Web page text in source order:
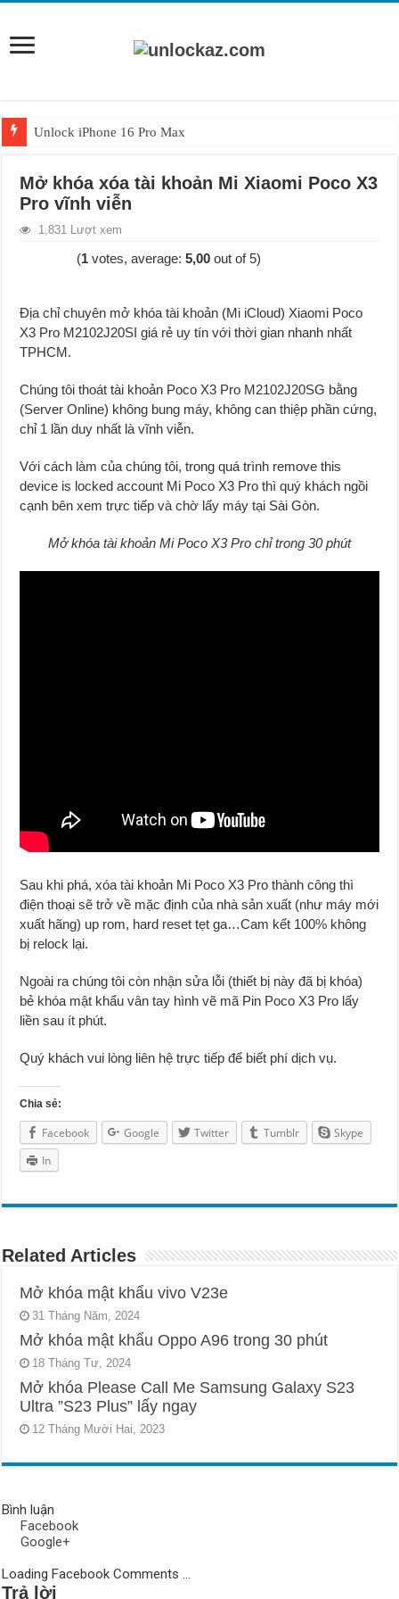
Unlock iPhone 16 Pro Max
Unlock Samsung Galaxy S26 Ultra
Unlock Samsung Galaxy Z Fold 7 giá rẻ
Mở khóa xóa tài khoản Mi Xiaomi Poco X3
Pro vĩnh viễn
1,831 Lượt xem
(1 votes, average:5,00 out of 5)
Địa chỉ chuyên mở khóa tài khoản (Mi iCloud) Xiaomi Poco
X3 Pro M2102J20SI giá rẻ uy tín với thời gian nhanh nhất
TPHCM.
Chúng tôi thoát tài khoản Poco X3 Pro M2102J20SG bằng
(Server Online) không bung máy, không can thiệp phần cứng,
chỉ 1 lần duy nhất là vĩnh viễn.
Với cách làm của chúng tôi, trong quá trình remove this
device is locked account Mi Poco X3 Pro thì quý khách ngồi
cạnh bên xem trực tiếp và chờ lấy máy tại Sài Gòn.
Mở khóa tài khoản Mi Poco X3 Pro chỉ trong 30 phút
Sau khi phá, xóa tài khoản Mi Poco X3 Pro thành công thì
điện thoại sẽ trở về mặc định của nhà sản xuất (như máy mới
xuất hãng) up rom, hard reset tẹt ga…Cam kết 100% không
bị relock lại.
Ngoài ra chúng tôi còn nhận sửa lỗi (thiết bị này đã bị khóa)
bẻ khóa mật khẩu vân tay hình vẽ mã Pin Poco X3 Pro lấy
liền sau ít phút.
Quý khách vui lòng liên hệ trực tiếp để biết phí dịch vụ.
Chia sẻ:
Facebook Google Twitter Tumblr
Skype
In
Related Articles
Mở khóa mật khẩu vivo V23e
31 Tháng Năm, 2024
Mở khóa mật khẩu Oppo A96 trong 30 phút
18 Tháng Tư, 2024
Mở khóa Please Call Me Samsung Galaxy S23
Ultra ”S23 Plus” lấy ngay
12 Tháng Mười Hai, 2023
Bình luận
Facebook
Google+
Loading Facebook Comments ...
Trả lời